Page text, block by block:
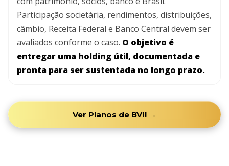
Participação societária, rendimentos, distribuições,
câmbio, Receita Federal e Banco Central devem ser
avaliados conforme o caso. O objetivo é
entregar uma holding útil, documentada e
pronta para ser sustentada no longo prazo.
Ver Planos de BVI! →